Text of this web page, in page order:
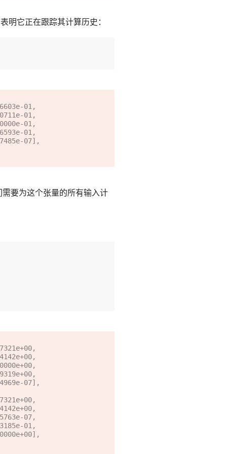
明它正在跟踪其计算历史：
01,
要为这个张量的所有输入计